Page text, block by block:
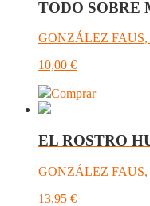
TODO SOBRE
GONZÁLEZ FAUS,
10,00 €
Comprar
EL ROSTRO
GONZÁLEZ FAUS,
13,95 €